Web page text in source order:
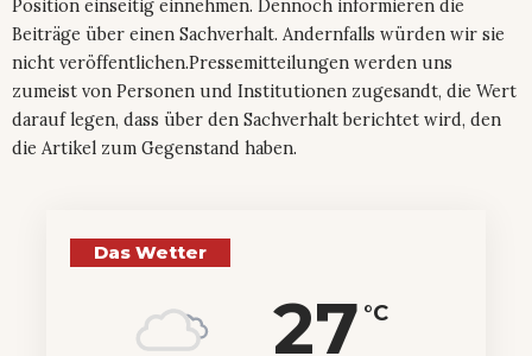
Position einseitig einnehmen. Dennoch informieren die
Beiträge über einen Sachverhalt. Andernfalls würden wir sie
nicht veröffentlichen.Pressemitteilungen werden uns
zumeist von Personen und Institutionen zugesandt, die Wert
darauf legen, dass über den Sachverhalt berichtet wird, den
die Artikel zum Gegenstand haben.
Das Wetter
27 °C